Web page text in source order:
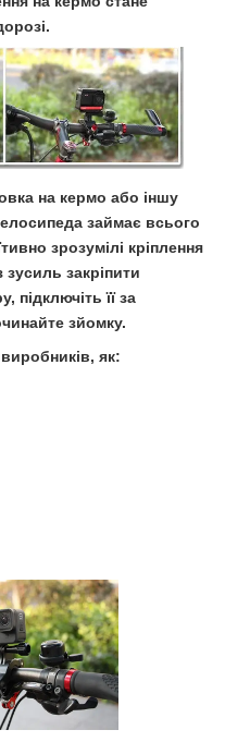
на кермо або іншу
займає всього
зрозумілі кріплення
закріпити
підключіть її за
зйомку.
як: